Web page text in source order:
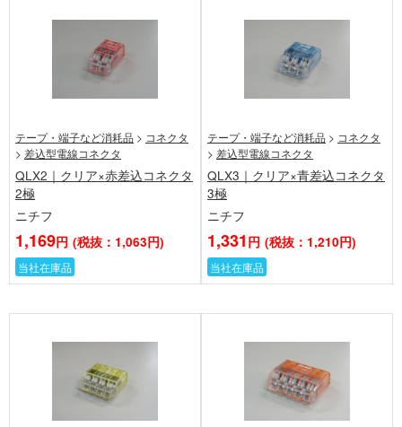
テープ・端子など消耗品 > コネクタ
> 差込型電線コネクタ
QLX2｜クリア×赤差込コネクタ
2極
ニチフ
1,169円 (税抜：1,063円)
当社在庫品
テープ・端子など消耗品 > コネクタ
> 差込型電線コネクタ
QLX3｜クリア×青差込コネクタ
3極
ニチフ
1,331 円 (税抜：1,210円)
当社在庫品